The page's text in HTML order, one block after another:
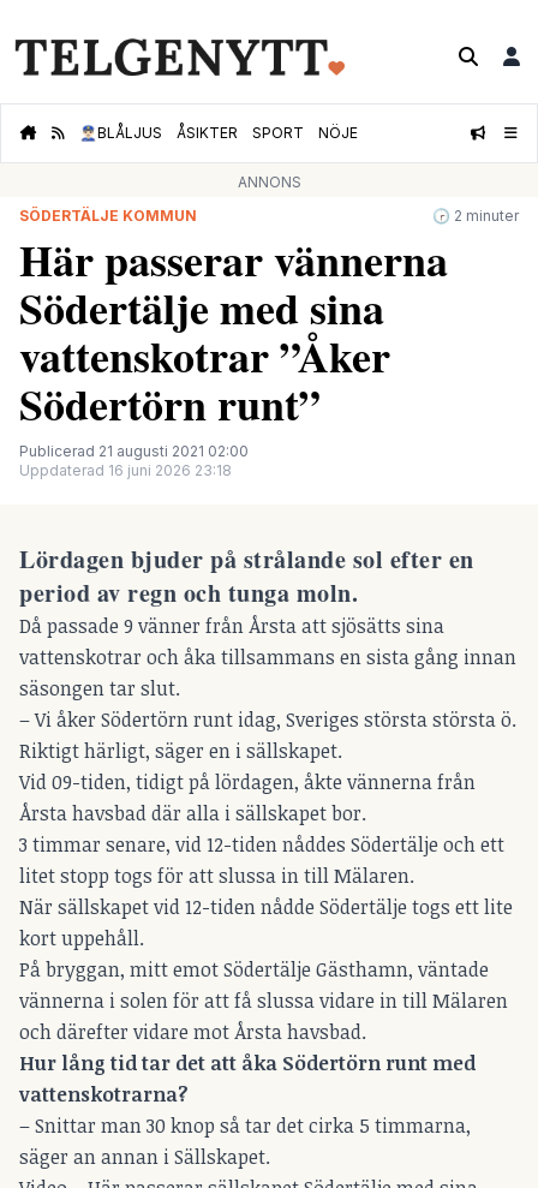
👮🏻‍♂️BLÅLJUS ÅSIKTER SPORT NÖJE
ANNONS
SÖDERTÄLJE KOMMUN
🕝 2 minuter
Här passerar vännerna
Södertälje med sina
vattenskotrar ”Åker
Södertörn runt”
Publicerad 21 augusti 2021 02:00
Uppdaterad 16 juni 2026 23:18
Lördagen bjuder på strålande sol efter en
period av regn och tunga moln.
Då passade 9 vänner från Årsta att sjösätts sina
vattenskotrar och åka tillsammans en sista gång innan
säsongen tar slut.
– Vi åker Södertörn runt idag, Sveriges största största ö.
Riktigt härligt, säger en i sällskapet.
Vid 09-tiden, tidigt på lördagen, åkte vännerna från
Årsta havsbad där alla i sällskapet bor.
3 timmar senare, vid 12-tiden nåddes Södertälje och ett
litet stopp togs för att slussa in till Mälaren.
När sällskapet vid 12-tiden nådde Södertälje togs ett lite
kort uppehåll.
På bryggan, mitt emot Södertälje Gästhamn, väntade
vännerna i solen för att få slussa vidare in till Mälaren
och därefter vidare mot Årsta havsbad.
Hur lång tid tar det att åka Södertörn runt med
vattenskotrarna?
– Snittar man 30 knop så tar det cirka 5 timmarna,
säger an annan i Sällskapet.